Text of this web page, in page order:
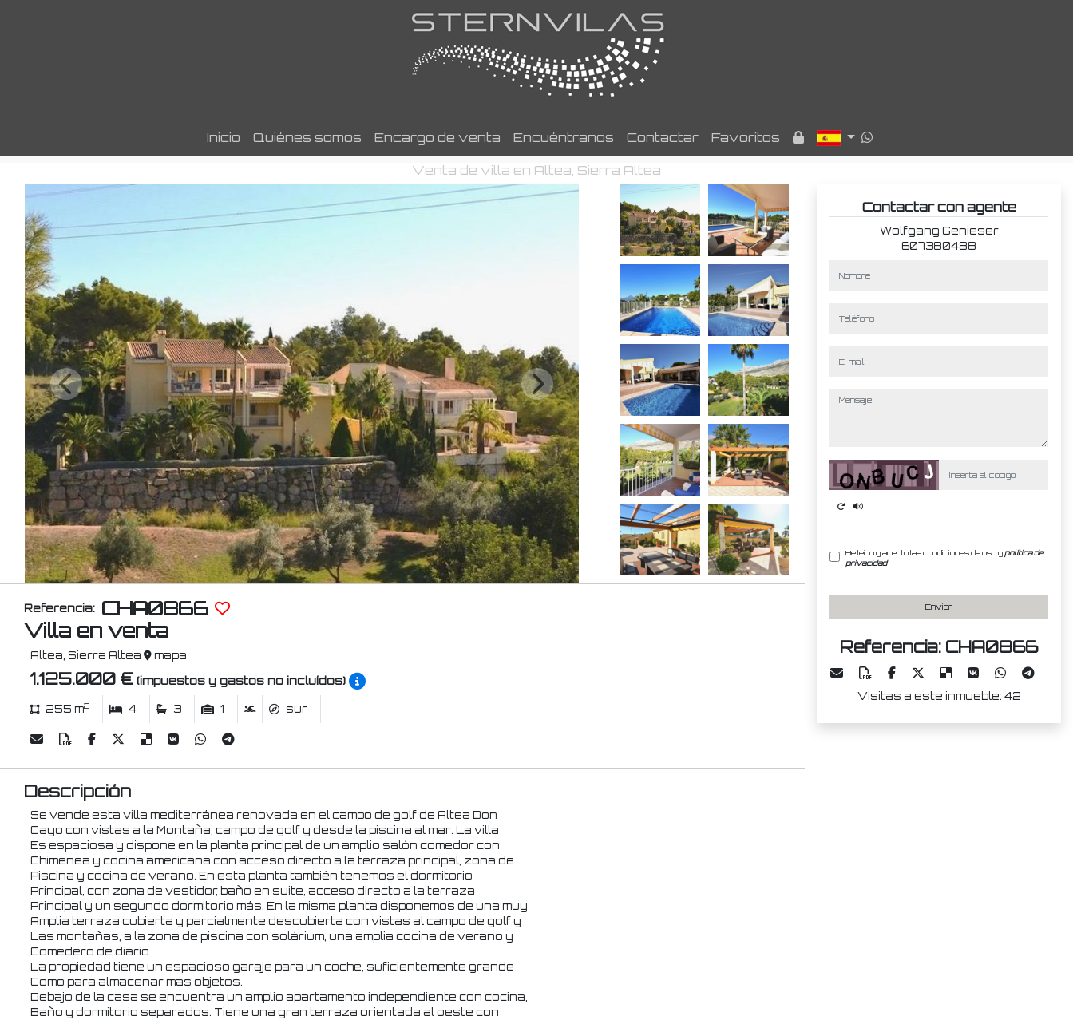
Inicio Quiénes somos Encargo de venta Encuéntranos Contactar Favoritos
Venta de villa en Altea, Sierra Altea
Referencia: CHA0866
Villa en venta
Altea, Sierra Altea mapa
1.125.000 € (impuestos y gastos no incluídos)
255 m2 4 3 1 sur
Descripción
Se vende esta villa mediterránea renovada en el campo de golf de Altea Don
Cayo con vistas a la Montaña, campo de golf y desde la piscina al mar. La villa
Es espaciosa y dispone en la planta principal de un amplio salón comedor con
Chimenea y cocina americana con acceso directo a la terraza principal, zona de
Piscina y cocina de verano. En esta planta también tenemos el dormitorio
Principal, con zona de vestidor, baño en suite, acceso directo a la terraza
Principal y un segundo dormitorio más. En la misma planta disponemos de una muy
Amplia terraza cubierta y parcialmente descubierta con vistas al campo de golf y
Las montañas, a la zona de piscina con solárium, una amplia cocina de verano y
Comedero de diario
La propiedad tiene un espacioso garaje para un coche, suficientemente grande
Como para almacenar más objetos.
Debajo de la casa se encuentra un amplio apartamento independiente con cocina,
Baño y dormitorio separados. Tiene una gran terraza orientada al oeste con
Contactar con agente
Wolfgang Genieser
607380488
mensaje
Captcha
He leído y acepto las condiciones de uso ypolítica de
privacidad
Enviar
Referencia: CHA0866
Visitas a este inmueble: 42